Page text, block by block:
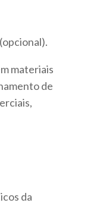
materiais
de
da